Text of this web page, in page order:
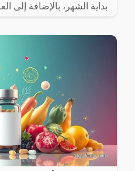
بداية الشهر، بالإضافة إلى